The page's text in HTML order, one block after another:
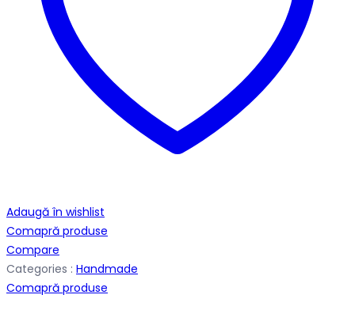
Adaugă în wishlist
Comapră produse
Compare
Categories : Handmade
Comapră produse